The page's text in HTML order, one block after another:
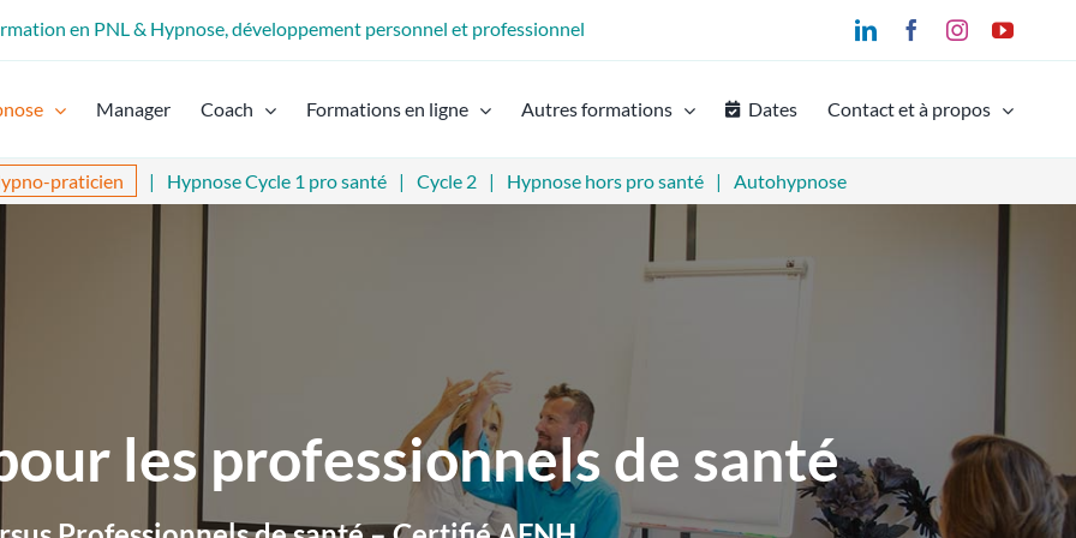
en PNL & Hypnose, développement personnel et professionnel LinkedInFacebookInstagram
Manager Coach Formations en ligne Autres formations Dates Contact et à propos
praticien Hypnose Cycle 1 pro santé Cycle 2 Hypnose hors pro santé Autohypnose
les professionnels de santé